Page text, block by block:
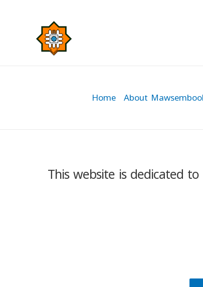
Home About
This website is dedicated